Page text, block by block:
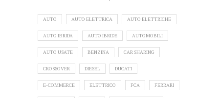
AUTO AUTO ELETTRICA AUTO ELETTRICHE
AUTO IBRIDA AUTO IBRIDE AUTOMOBILI
AUTO USATE BENZINA CAR SHARING
CROSSOVER DIESEL DUCATI
E-COMMERCE ELETTRICO FCA FERRARI